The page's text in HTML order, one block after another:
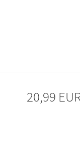
20,99